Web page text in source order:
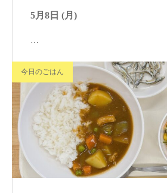
5月8日 (月)
…
今日のごはん